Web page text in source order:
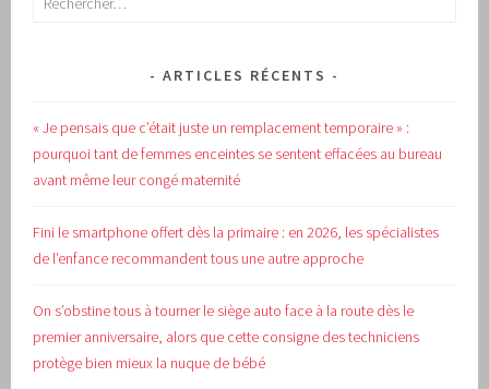
ARTICLES RÉCENTS
« Je pensais que c’était juste un remplacement temporaire » :
pourquoi tant de femmes enceintes se sentent effacées au bureau
avant même leur congé maternité
Fini le smartphone offert dès la primaire : en 2026, les spécialistes
de l’enfance recommandent tous une autre approche
On s’obstine tous à tourner le siège auto face à la route dès le
premier anniversaire, alors que cette consigne des techniciens
protège bien mieux la nuque de bébé